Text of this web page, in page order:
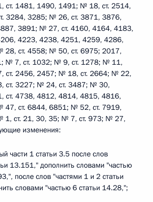
ст. 1481, 1490, 1491; № 18, ст. 2514,
3284, 3285; № 26, ст. 3871, 3876,
3891; № 27, ст. 4160, 4164, 4183,
4223, 4238, 4251, 4259, 4286,
ст. 4558; № 50, ст. 6975; 2017,
№ 7, ст. 1032; № 9, ст. 1278; № 11,
ст. 2456, 2457; № 18, ст. 2664; № 22,
ст. 3227; № 24, ст. 3487; № 30,
ст. 4738, 4812, 4814, 4815, 4816,
ст. 6844, 6851; № 52, ст. 7919,
1, ст. 21, 30, 35; № 7, ст. 973; № 27,
изменения:
части 1 статьи 3.5 после слов
13.151," дополнить словами "частью
после слов "частями 1 и 2 статьи
словами "частью 6 статьи 14.28,";